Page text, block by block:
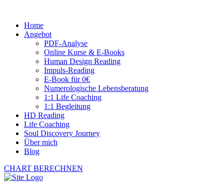
Home
Angebot
PDF-Analyse
Online Kurse & E-Books
Human Design Reading
Impuls-Reading
E-Book für 0€
Numerologische Lebensberatung
1:1 Life Coaching
1:1 Begleitung
HD Reading
Life Coaching
Soul Discovery Journey
Über mich
Blog
CHART BERECHNEN